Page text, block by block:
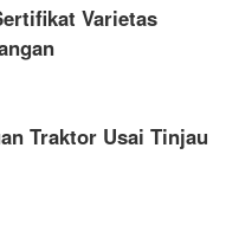
Varietas
Traktor Usai Tinjau